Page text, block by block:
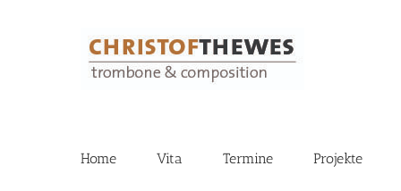
Home Vita Termine Projekte